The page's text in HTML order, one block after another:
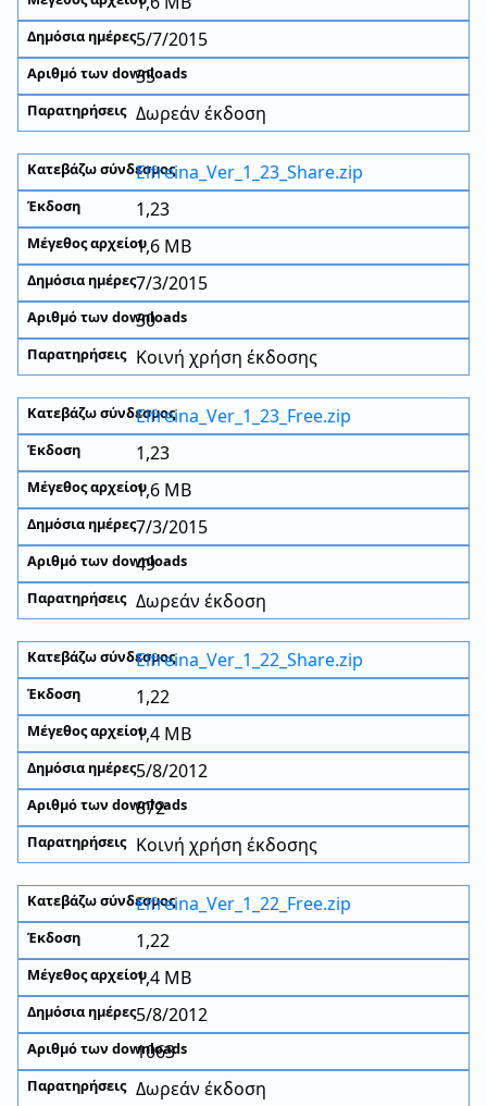
5/7/2015
35
Δωρεάν έκδοση
Elfreina_Ver_1_23_Share.zip
1,23
1,6 MB
7/3/2015
30
Κοινή χρήση έκδοσης
Elfreina_Ver_1_23_Free.zip
1,23
1,6 MB
7/3/2015
49
Δωρεάν έκδοση
Elfreina_Ver_1_22_Share.zip
1,22
1,4 MB
5/8/2012
872
Κοινή χρήση έκδοσης
Elfreina_Ver_1_22_Free.zip
1,22
1,4 MB
5/8/2012
1063
Δωρεάν έκδοση